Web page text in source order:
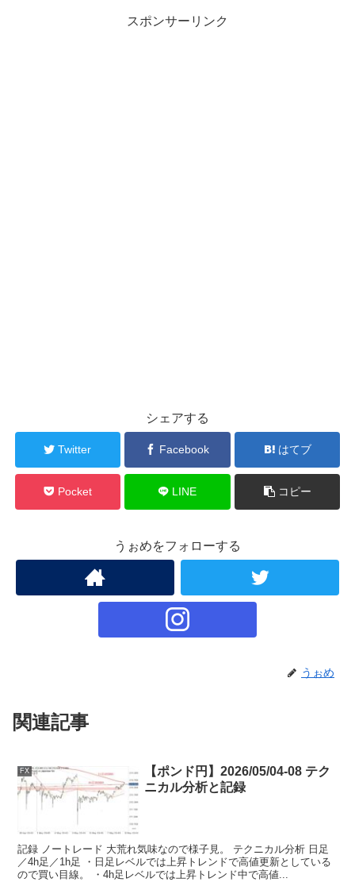
スポンサーリンク
シェアする
Twitter Facebook はてブ
Pocket LINE コピー
うぉめをフォローする
うぉめ
関連記事
FX
【ポンド円】2026/05/04-08 テク
ニカル分析と記録
記録 ノートレード 大荒れ気味なので様子見。 テクニカル分析 日足
／4h足／1h足 ・日足レベルでは上昇トレンドで高値更新としている
ので買い目線。 ・4h足レベルでは上昇トレンド中で高値...